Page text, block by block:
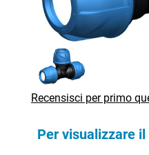
Recensisci per primo
Per visualizzare